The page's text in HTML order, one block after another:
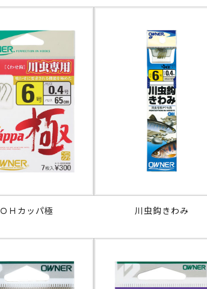
ＯＨカッパ極 川虫鈎きわみ